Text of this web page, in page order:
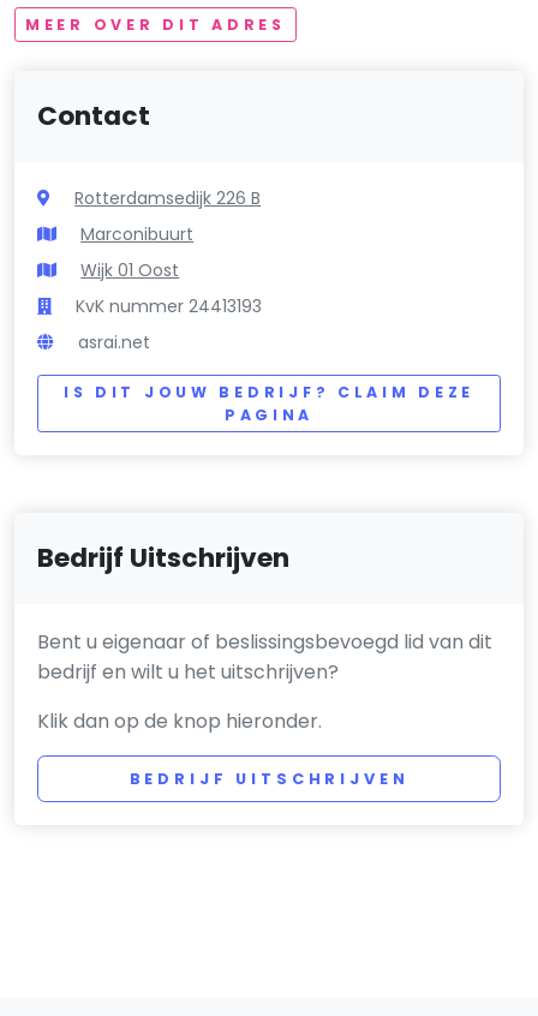
MEER OVER DIT ADRES
Contact
Rotterdamsedijk 226 B
Marconibuurt
Wijk 01 Oost
KvK nummer 24413193
asrai.net
IS DIT JOUW BEDRIJF? CLAIM DEZE
PAGINA
Bedrijf Uitschrijven
Bent u eigenaar of beslissingsbevoegd lid van dit
bedrijf en wilt u het uitschrijven?
Klik dan op de knop hieronder.
BEDRIJF UITSCHRIJVEN